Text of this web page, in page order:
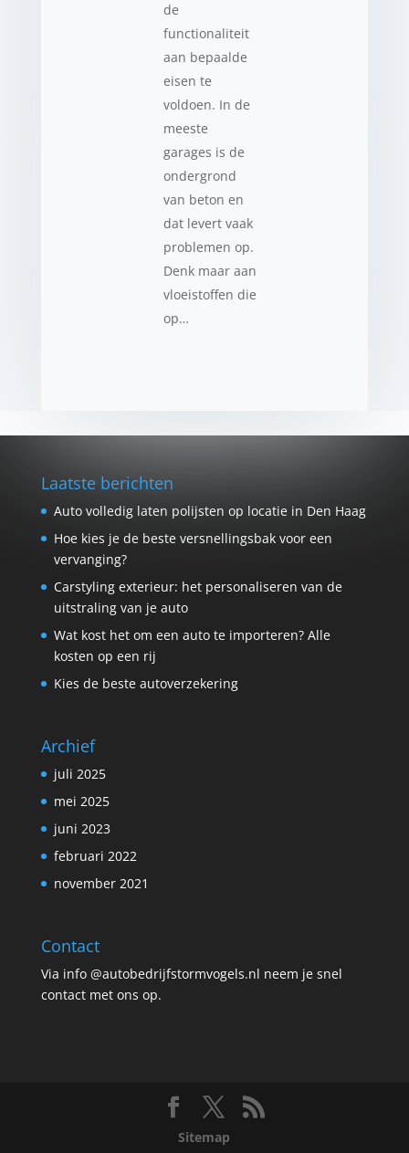
de
functionaliteit
aan bepaalde
eisen te
voldoen. In de
meeste
garages is de
ondergrond
van beton en
dat levert vaak
problemen op.
Denk maar aan
vloeistoffen die
op…
Laatste berichten
Auto volledig laten polijsten op locatie in Den Haag
Hoe kies je de beste versnellingsbak voor een
vervanging?
Carstyling exterieur: het personaliseren van de
uitstraling van je auto
Wat kost het om een auto te importeren? Alle
kosten op een rij
Kies de beste autoverzekering
Archief
juli 2025
mei 2025
juni 2023
februari 2022
november 2021
Contact
Via info @autobedrijfstormvogels.nl neem je snel
contact met ons op.
Sitemap